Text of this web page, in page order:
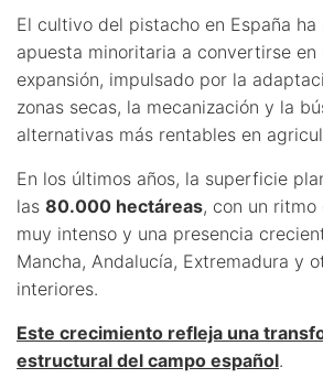
El cultivo del pistacho en España ha
apuesta minoritaria a convertirse en
expansión, impulsado por la
zonas secas, la mecanización y la
alternativas más rentables en
En los últimos años, la superficie
las 80.000 hectáreas, con un
muy intenso y una presencia
Mancha, Andalucía, Extremadura y
interiores.
Este crecimiento refleja una
estructural del campo español.